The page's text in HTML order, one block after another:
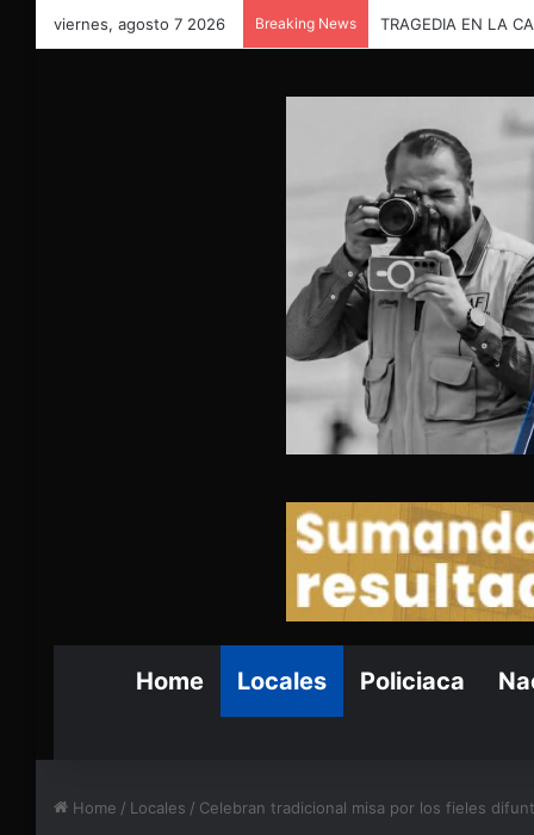
viernes, agosto 7 2026 Breaking News
Home Locales Policiaca
Home / Locales / Celebran tradicional misa por los fieles